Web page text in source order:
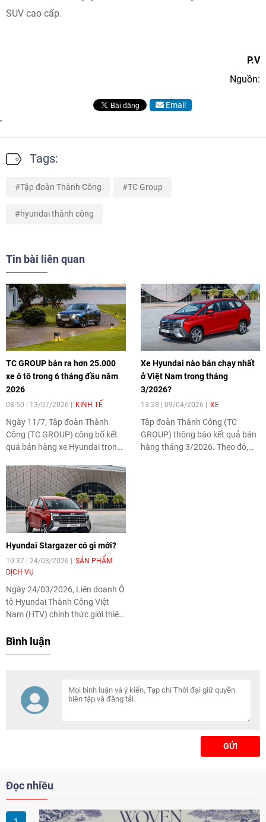
SUV cao cấp.
P.V
Nguồn:
Email
Tags:
Tập đoàn Thành Công TC Group
hyundai thành công
Tin bài liên quan
TC GROUP bán ra hơn 25.000
xe ô tô trong 6 tháng đầu năm
2026
08:50 | 13/07/2026 KINH TẾ
Ngày 11/7, Tập đoàn Thành
Công (TC GROUP) công bố kết
quả bán hàng xe Hyundai trong
số đạt 3.746 xe. Tính chung 6
tháng đầu năm, Hyundai đã bàn
giao tổng cộng 25.069 xe tới
khách hàng trên toàn quốc.
Xe Hyundai nào bán chạy nhất
ở Việt Nam trong tháng
3/2026?
13:28 | 09/04/2026 XE
Tập đoàn Thành Công (TC
GROUP) thông báo kết quả bán
hàng tháng 3/2026. Theo đó,
Hyundai Stargazer có gì mới?
10:37 | 24/03/2026
SẢN PHẨM
DỊCH VỤ
Ngày 24/03/2026, Liên doanh Ô
tô Hyundai Thành Công Việt
Nam (HTV) chính thức giới thiệu
trường Việt Nam, với sự thay đổi
Bình luận
GỬI
Đọc nhiều